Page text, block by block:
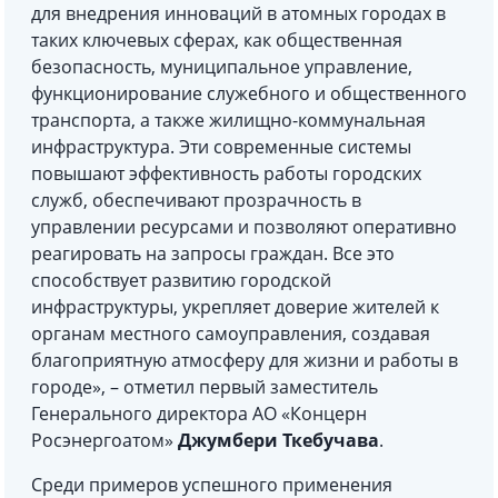
для внедрения инноваций в атомных городах в
таких ключевых сферах, как общественная
безопасность, муниципальное управление,
функционирование служебного и общественного
транспорта, а также жилищно-коммунальная
инфраструктура. Эти современные системы
повышают эффективность работы городских
служб, обеспечивают прозрачность в
управлении ресурсами и позволяют оперативно
реагировать на запросы граждан. Все это
способствует развитию городской
инфраструктуры, укрепляет доверие жителей к
органам местного самоуправления, создавая
благоприятную атмосферу для жизни и работы в
городе», – отметил первый заместитель
Генерального директора АО «Концерн
Росэнергоатом» Джумбери Ткебучава.
Среди примеров успешного применения